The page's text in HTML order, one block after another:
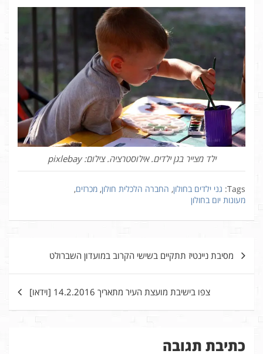
ילד מצייר בגן ילדים. אילוסטרציה. צילום: pixlebay
Tags: גני ילדים בחולון, החברה הלכלית חולון, מכרזים,
מעונות יום בחולון
מסיבת ניינטיז תתקיים בשישי הקרוב במועדון השברולט
צפו בישיבת מועצת העיר מתאריך 14.2.2016 [וידאו]
כתיבת תגובה